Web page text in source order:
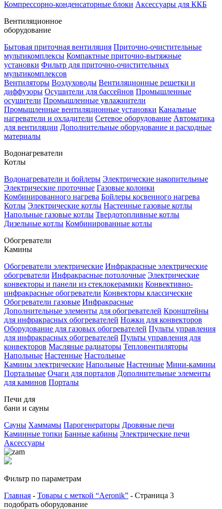
Компрессорно-конденсаторные блоки Аксессуары для ККБ
Вентиляционное
оборудование
Бытовая приточная вентиляция Приточно-очистительные
мультикомплексы Компактные приточно-вытяжные
установки Фильтр для приточно-очистительных
мультикомплексов
Вентиляторы Воздуховоды Вентиляционные решетки и
диффузоры Осушители для бассейнов Промышленные
осушители Промышленные увлажнители
Промышленные вентиляционные установки Канальные
нагреватели и охладители Сетевое оборудование Автоматика
для вентиляции Дополнительные оборудование и расходные
материалы
Водонагреватели
Котлы
Водонагреватели и бойлеры Электрические накопительные
Электрические проточные Газовые колонки
Комбинированного нагрева Бойлеры косвенного нагрева
Котлы Электрические котлы Настенные газовые котлы
Напольные газовые котлы Твердотопливные котлы
Дизельные котлы Комбинированные котлы
Обогреватели
Камины
Обогреватели электрические Инфракрасные электрические
обогреватели Инфракрасные потолочные Электрические
конвекторы и панели из стеклокерамики Конвективно-
инфракрасные обогреватели Конвекторы классические
Обогреватели газовые Инфракрасные
Дополнительные элементы для обогревателей Кронштейны
для инфракрасных обогревателей Ножки для конвекторов
Оборудование для газовых обогревателей Пульты управления
для инфракрасных обогревателей Пульты управления для
конвекторов Масляные радиаторы Тепловентиляторы
Напольные Настенные Настольные
Камины электрические Напольные Настенные Мини-камины
Портальные Очаги для порталов Дополнительные элементы
для каминов Порталы
Печи для
бани и сауны
Сауны Хаммамы Парогенераторы Дровяные печи
Каминные топки Банные кабины Электрические печи
Аксессуары
Фильтр по параметрам
Главная - Товары с меткой “Aeronik” - Страница 3
подобрать оборудование